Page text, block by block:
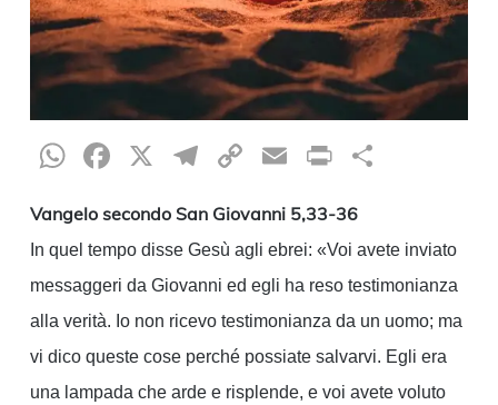
WhatsApp
Facebook
X Telegram
CopyEmailPrint
Vangelo secondo San Giovanni 5,33-36
In quel tempo disse Gesù agli ebrei: «Voi avete inviato
messaggeri da Giovanni ed egli ha reso testimonianza
alla verità. Io non ricevo testimonianza da un uomo; ma
vi dico queste cose perché possiate salvarvi. Egli era
una lampada che arde e risplende, e voi avete voluto